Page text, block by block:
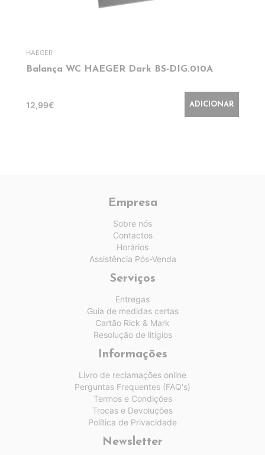
HAEGER
Balança WC HAEGER Dark BS-DIG.010A
12,99€ ADICIONAR
Empresa
Sobre nós
Contactos
Horários
Assistência Pós-Venda
Serviços
Entregas
Guia de medidas certas
Cartão Rick & Mark
Resolução de litígios
Informações
Livro de reclamações online
Perguntas Frequentes (FAQ's)
Termos e Condições
Trocas e Devoluções
Política de Privacidade
Newsletter